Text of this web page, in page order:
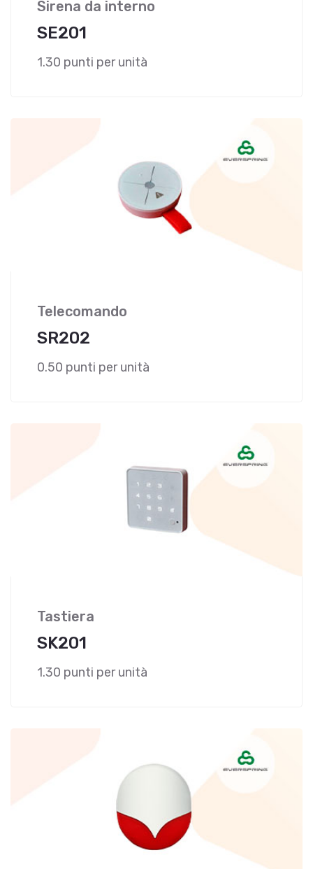
Sirena da interno
SE201
1.30 punti per unità
Telecomando
SR202
0.50 punti per unità
Tastiera
SK201
1.30 punti per unità